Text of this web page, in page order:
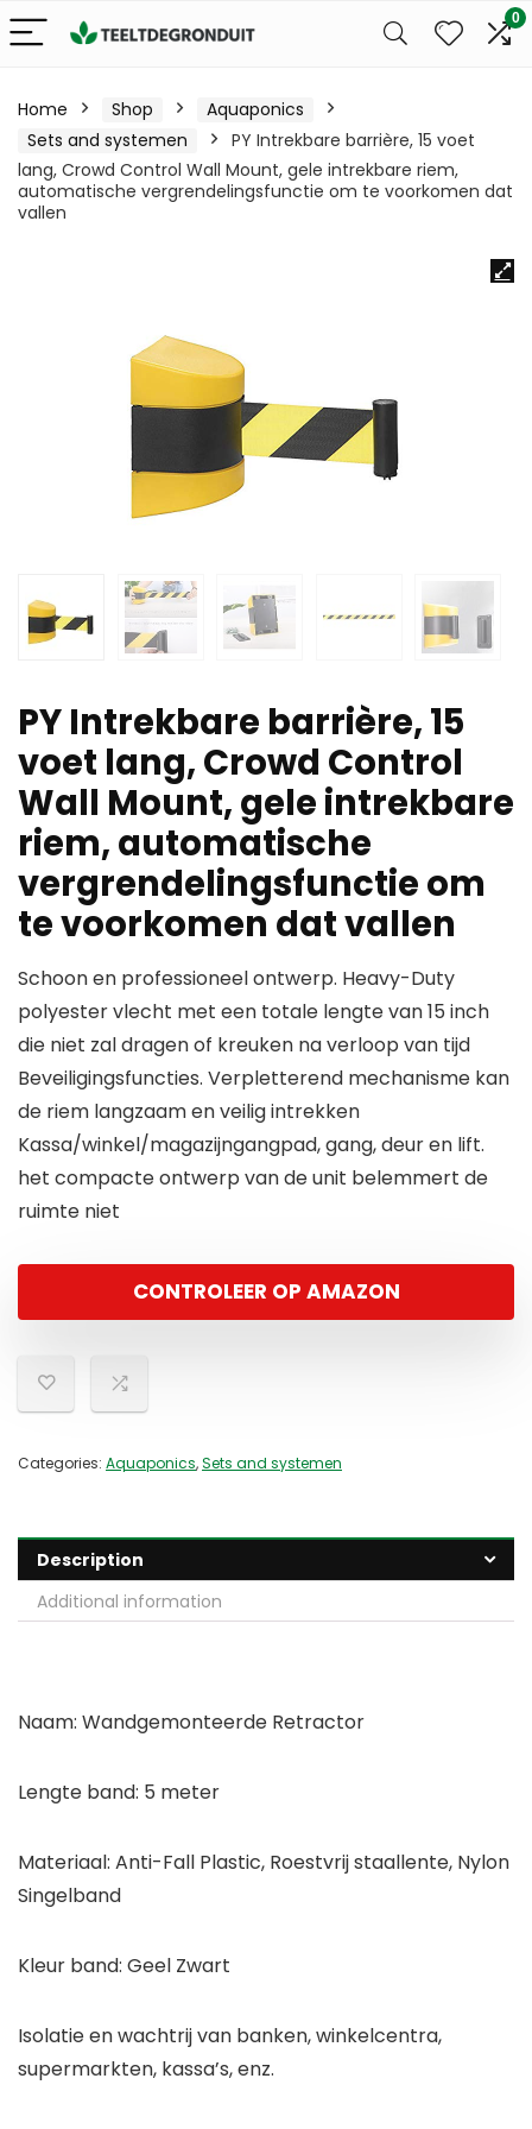
0
Home Shop
Aquaponics
Sets and systemen
PY Intrekbare barrière, 15 voet
lang, Crowd Control Wall Mount, gele intrekbare riem,
automatische vergrendelingsfunctie om te voorkomen dat
vallen
PY Intrekbare barrière, 15
voet lang, Crowd Control
Wall Mount, gele intrekbare
riem, automatische
vergrendelingsfunctie om
te voorkomen dat vallen
Schoon en professioneel ontwerp. Heavy-Duty
polyester vlecht met een totale lengte van 15 inch
die niet zal dragen of kreuken na verloop van tijd
Beveiligingsfuncties. Verpletterend mechanisme kan
de riem langzaam en veilig intrekken
Kassa/winkel/magazijngangpad, gang, deur en lift.
het compacte ontwerp van de unit belemmert de
ruimte niet
CONTROLEER OP AMAZON
Categories: Aquaponics,Sets and systemen
Description
Additional information
Naam: Wandgemonteerde Retractor
Lengte band: 5 meter
Materiaal: Anti-Fall Plastic, Roestvrij staallente, Nylon
Singelband
Kleur band: Geel Zwart
Isolatie en wachtrij van banken, winkelcentra,
supermarkten, kassa’s, enz.